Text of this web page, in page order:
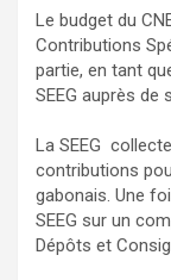
Le budget du
Contributions
partie, en tant
SEEG auprès de
La SEEG
contributions
gabonais. Une
SEEG sur un
Dépôts et